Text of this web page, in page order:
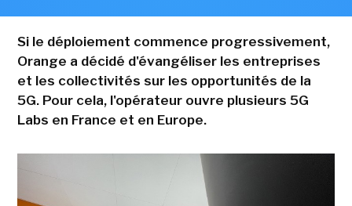
Si le déploiement commence progressivement,
Orange a décidé d'évangéliser les entreprises
et les collectivités sur les opportunités de la
5G. Pour cela, l'opérateur ouvre plusieurs 5G
Labs en France et en Europe.